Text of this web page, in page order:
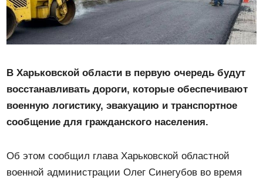
В Харьковской области в первую очередь будут
восстанавливать дороги, которые обеспечивают
военную логистику, эвакуацию и транспортное
сообщение для гражданского населения.
Об этом сообщил глава Харьковской областной
военной администрации Олег Синегубов во время